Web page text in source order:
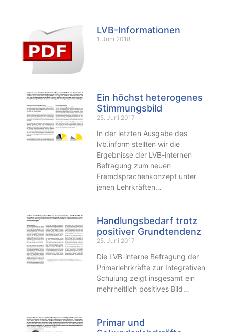
LVB-Informationen
1. Juni 2018
Ein höchst heterogenes
Stimmungsbild
25. Juni 2017
In der letzten Ausgabe des
lvb.inform stellten wir die
Ergebnisse der LVB-internen
Befragung zum neuen
Fremdsprachenkonzept unter
jenen Lehrkräften…
Handlungsbedarf trotz
positiver Grundtendenz
25. Juni 2017
Die LVB-interne Befragung der
Primarlehrkräfte zur Integrativen
Schulung zeigt insgesamt ein
mehrheitlich positives Bild…
Primar und